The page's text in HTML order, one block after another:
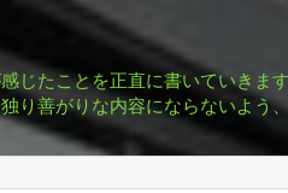
じたことを正直に書いていきま
り善がりな内容にならないよう